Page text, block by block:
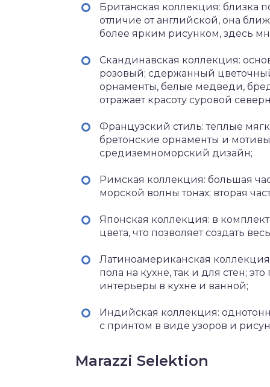
Британская коллекция: близка
отличие от английской, она
более ярким рисунком, здесь
Скандинавская коллекция:
розовый; сдержанный
орнаменты, белые медведи,
отражает красоту суровой
Французский стиль: теплые
бретонские орнаменты и
средиземноморский дизайн;
Римская коллекция: большая
морской волны тонах; вторая
Японская коллекция: в
цвета, что позволяет создать
Латиноамериканская
пола на кухне, так и для стен;
интерьеры в кухне и ванной;
Индийская коллекция:
с принтом в виде узоров и
Marazzi Selektion